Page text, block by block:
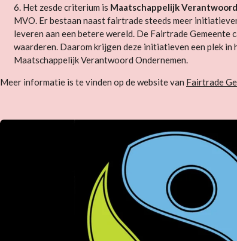
6. Het zesde criterium is Maatschappelijk
MVO. Er bestaan naast fairtrade steeds meer
leveren aan een betere wereld. De Fairtrade Gemeente
waarderen. Daarom krijgen deze initiatieven een plek in
Maatschappelijk Verantwoord Ondernemen.
Meer informatie is te vinden op de website van Fairtrade